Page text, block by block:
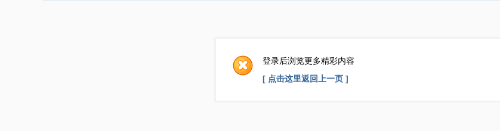
索
登录后浏览更多精彩内容
[ 点击这里返回上一页 ]